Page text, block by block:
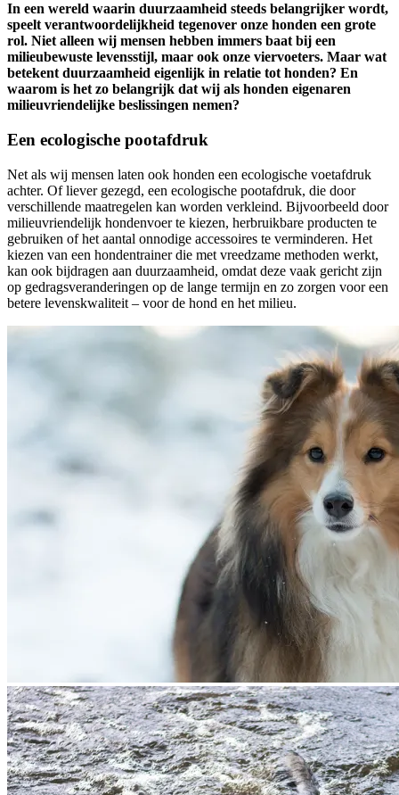
In een wereld waarin duurzaamheid steeds belangrijker wordt,
speelt verantwoordelijkheid tegenover onze honden een grote
rol. Niet alleen wij mensen hebben immers baat bij een
milieubewuste levensstijl, maar ook onze viervoeters. Maar wat
betekent duurzaamheid eigenlijk in relatie tot honden? En
waarom is het zo belangrijk dat wij als honden eigenaren
milieuvriendelijke beslissingen nemen?
Een ecologische pootafdruk
Net als wij mensen laten ook honden een ecologische voetafdruk
achter. Of liever gezegd, een ecologische pootafdruk, die door
verschillende maatregelen kan worden verkleind. Bijvoorbeeld door
milieuvriendelijk hondenvoer te kiezen, herbruikbare producten te
gebruiken of het aantal onnodige accessoires te verminderen. Het
kiezen van een hondentrainer die met vreedzame methoden werkt,
kan ook bijdragen aan duurzaamheid, omdat deze vaak gericht zijn
op gedragsveranderingen op de lange termijn en zo zorgen voor een
betere levenskwaliteit – voor de hond en het milieu.